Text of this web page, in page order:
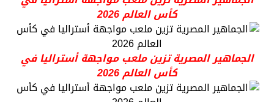
كأس العالم 2026
الجماهير المصرية تزين ملعب مواجهة أستراليا في
كأس العالم 2026